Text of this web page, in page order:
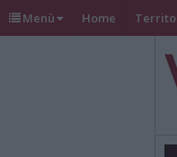
Menù Home